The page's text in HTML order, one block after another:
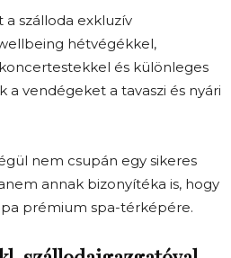
a szálloda exkluzív
hétvégékkel,
és különleges
a vendégeket a tavaszi és nyári
nem csupán egy sikeres
annak bizonyítéka is, hogy
prémium spa-térképére.